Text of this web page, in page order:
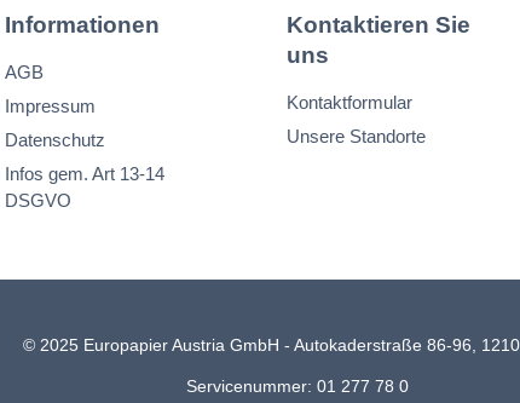
Informationen
AGB
Impressum
Datenschutz
Infos gem. Art 13-14
DSGVO
Kontaktieren Sie
uns
Kontaktformular
Unsere Standorte
© 2025 Europapier Austria GmbH - Autokaderstraße 86-96,
Servicenummer: 01 277 78 0